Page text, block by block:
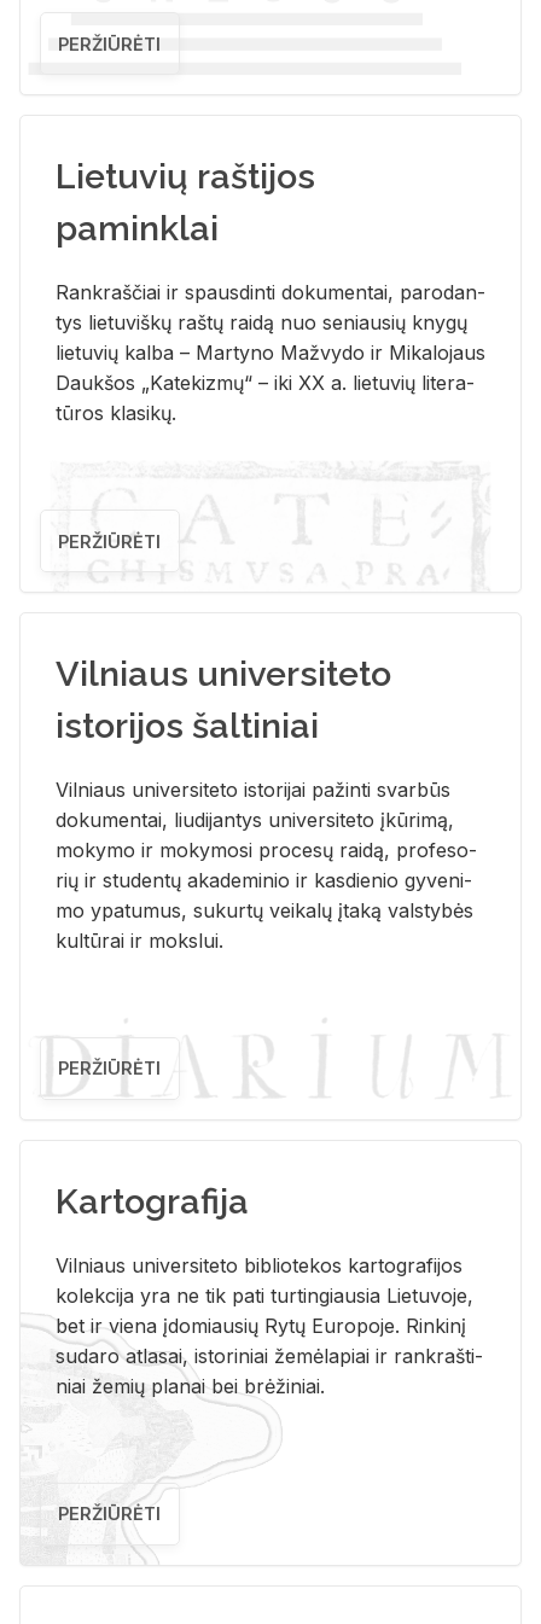
PERŽIŪRĖTI
Lietuvių raštijos
paminklai
Rank­raš­čiai ir spaus­din­ti do­ku­men­tai, pa­ro­dan­
tys lie­tu­viš­kų raš­tų rai­dą nuo se­niau­sių kny­gų
lie­tu­vių kal­ba – Mar­ty­no Ma­žvy­do ir Mi­ka­lo­jaus
Dauk­šos „Ka­te­kiz­mų“ – iki XX a. lie­tu­vių li­te­ra­
tū­ros kla­si­kų.
PERŽIŪRĖTI
Vilniaus universiteto
istorijos šaltiniai
Vil­niaus uni­ver­si­te­to is­to­ri­jai pa­žin­ti svar­būs
do­ku­men­tai, liu­di­jan­tys uni­ver­si­te­to įkū­ri­mą,
mo­ky­mo ir mo­ky­mo­si pro­ce­sų rai­dą, pro­fe­so­
rių ir stu­den­tų aka­de­mi­nio ir kas­die­nio gy­ve­ni­
mo ypa­tu­mus, su­kur­tų vei­ka­lų įta­ką vals­ty­bės
kul­tū­rai ir moks­lui.
PERŽIŪRĖTI
Kartografija
Vil­niaus uni­ver­si­te­to bi­b­lio­te­kos kar­to­gra­fi­jos
ko­lek­ci­ja yra ne tik pati tur­tin­giau­sia Lie­tu­vo­je,
bet ir vie­na įdo­miau­sių Rytų Eu­ro­po­je. Rin­ki­nį
su­da­ro at­la­sai, is­to­ri­niai že­mė­la­piai ir rank­raš­ti­
niai že­mių pla­nai bei brė­ži­niai.
PERŽIŪRĖTI